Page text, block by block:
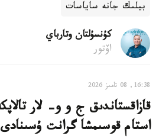
بيلىك جانە ساياسات
كۇنسۇلتان وتارباي
اۆتور
16:38, 08 تامىز 2026
استام قوسىمشا گرانت ۇسىنادى